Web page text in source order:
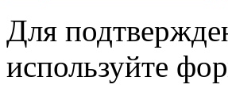
Для
используйте